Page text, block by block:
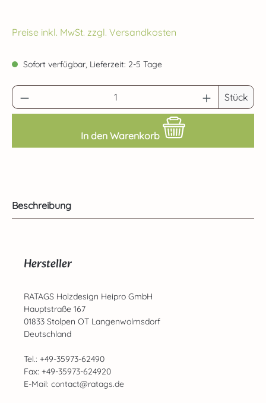
Preise inkl. MwSt. zzgl. Versandkosten
Sofort verfügbar, Lieferzeit: 2-5 Tage
Produkt Anzahl: Gib den gewünschtenStück
In den Warenkorb
Beschreibung
Hersteller
RATAGS Holzdesign Heipro GmbH
Hauptstraße 167
01833 Stolpen OT Langenwolmsdorf
Deutschland
Tel.: +49-35973-62490
Fax: +49-35973-624920
E-Mail: contact@ratags.de